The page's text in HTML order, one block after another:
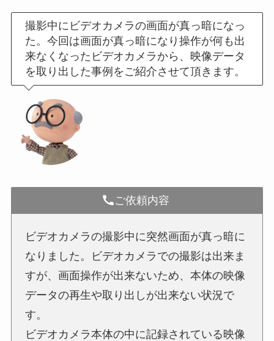
撮影中にビデオカメラの画面が真っ暗になっ
た。今回は画面が真っ暗になり操作が何も出
来なくなったビデオカメラから、映像データ
を取り出した事例をご紹介させて頂きます。
ご依頼内容
ビデオカメラの撮影中に突然画面が真っ暗に
なりました。ビデオカメラでの撮影は出来ま
すが、画面操作が出来ないため、本体の映像
データの再生や取り出しが出来ない状況で
す。
ビデオカメラ本体の中に記録されている映像